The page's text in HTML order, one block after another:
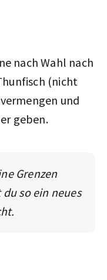
nach Wahl nach
(nicht
und
geben.
Grenzen
so ein neues